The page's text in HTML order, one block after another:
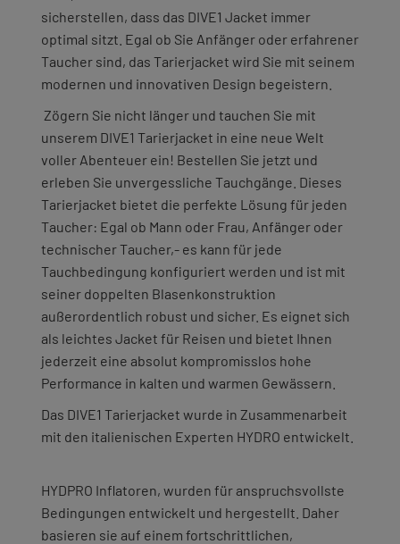
sicherstellen, dass das DIVE1 Jacket immer
optimal sitzt. Egal ob Sie Anfänger oder erfahrener
Taucher sind, das Tarierjacket wird Sie mit seinem
modernen und innovativen Design begeistern.
Zögern Sie nicht länger und tauchen Sie mit
unserem DIVE1 Tarierjacket in eine neue Welt
voller Abenteuer ein! Bestellen Sie jetzt und
erleben Sie unvergessliche Tauchgänge. Dieses
Tarierjacket bietet die perfekte Lösung für jeden
Taucher: Egal ob Mann oder Frau, Anfänger oder
technischer Taucher,- es kann für jede
Tauchbedingung konfiguriert werden und ist mit
seiner doppelten Blasenkonstruktion
außerordentlich robust und sicher. Es eignet sich
als leichtes Jacket für Reisen und bietet Ihnen
jederzeit eine absolut kompromisslos hohe
Performance in kalten und warmen Gewässern.
Das DIVE1 Tarierjacket wurde in Zusammenarbeit
mit den italienischen Experten HYDRO entwickelt.
HYDPRO Inflatoren, wurden für anspruchsvollste
Bedingungen entwickelt und hergestellt. Daher
basieren sie auf einem fortschrittlichen,